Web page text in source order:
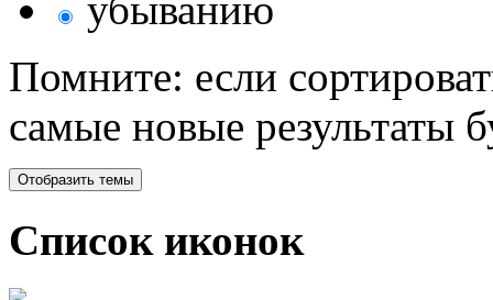
убыванию
Помните: если
самые новые результаты
Список иконок